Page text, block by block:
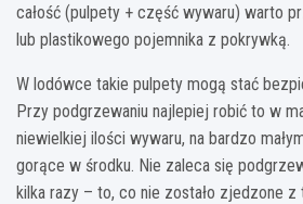
całość (pulpety + część wywaru) warto
lub plastikowego pojemnika z pokrywką.
W lodówce takie pulpety mogą stać
Przy podgrzewaniu najlepiej robić to w
niewielkiej ilości wywaru, na bardzo
gorące w środku. Nie zaleca się
kilka razy – to, co nie zostało zjedzone z